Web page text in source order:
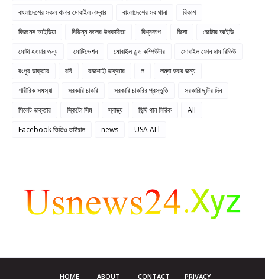
বাংলাদেশের সকল থানার মোবাইল নাম্বার
বাংলাদেশের সব থানা
বিকাশ
বিজনেস আইডিয়া
বিভিন্ন ফলের উপকারিতা বিশ্বকাপ ভিসা
ভোটার আইডি
মোটা হওয়ার জন্য
মোটিভেশন মোবাইল এন্ড কম্পিউটার
মোবাইল ফোন দাম রিভিউ
রংপুর ডাক্তার
রবি রাজশাহী ডাক্তার ল
লম্বা হবার জন্য
শারীরিক সমস্যা
সরকারি চাকরি সরকারি চাকরির প্রস্তুতি
সরকারি ছুটির দিন
সিলেট ডাক্তার
স্কিটো সিম স্বাস্থ্য হিন্দি গান লিরিক
All
Facebook ভিডিও ভাইরাল
news USA ALl
HOME ABOUT CONTACT PRIVACY